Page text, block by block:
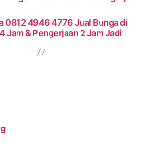
0812 4946 4776 Jual Bunga di
Jam & Pengerjaan 2 Jam Jadi